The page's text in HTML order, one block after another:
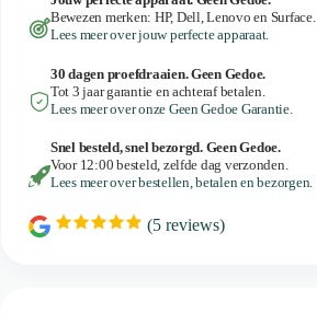
Bewezen merken: HP, Dell, Lenovo en Surface.
Lees meer over jouw perfecte apparaat.
30 dagen proefdraaien. Geen Gedoe.
Tot 3 jaar garantie en achteraf betalen.
Lees meer over onze Geen Gedoe Garantie.
Snel besteld, snel bezorgd. Geen Gedoe.
Voor 12:00 besteld, zelfde dag verzonden.
Lees meer over bestellen, betalen en bezorgen.
R
(5 reviews)